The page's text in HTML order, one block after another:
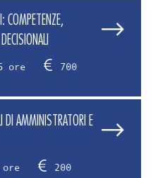
COMPETENZE,
ore 700
DI AMMINISTRATORI E
200